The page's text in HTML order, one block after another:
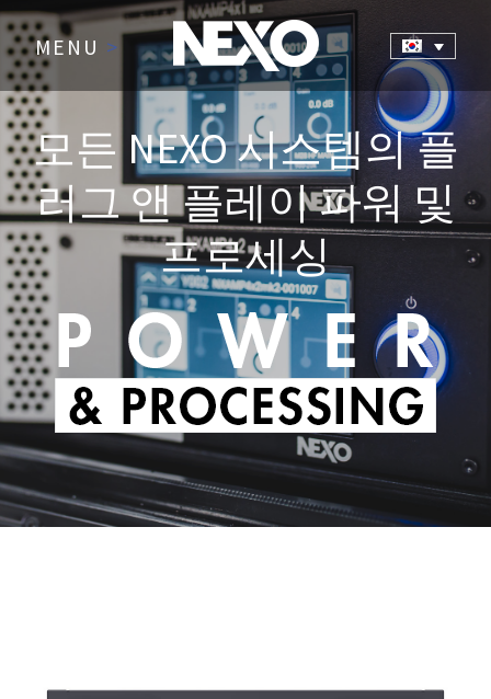
MENU >
모든 NEXO 시스템의 플
러그 앤 플레이 파워 및
프로세싱